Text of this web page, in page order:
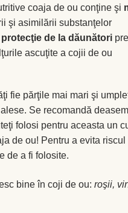
coaja de ou conţine şi
şi asimilării substanţelor
protecţie de la dăunători
ascuţite a cojii de ou
fie părţile mai mari şi
Se recomandă
folosi pentru aceasta un
de ou! Pentru a evita
de a fi folosite.
bine în coji de ou: roşii,